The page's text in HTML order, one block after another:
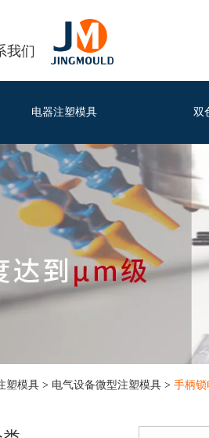
我们
电器注塑模具 双
塑模具 > 电气设备微型注塑模具 > 手柄